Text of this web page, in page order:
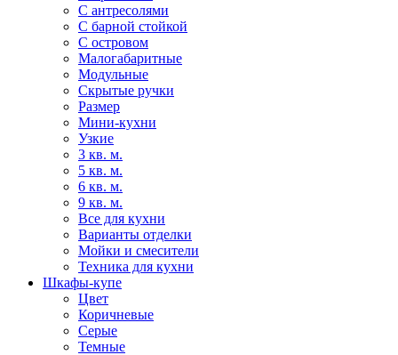
С антресолями
С барной стойкой
С островом
Малогабаритные
Модульные
Скрытые ручки
Размер
Мини-кухни
Узкие
3 кв. м.
5 кв. м.
6 кв. м.
9 кв. м.
Все для кухни
Варианты отделки
Мойки и смесители
Техника для кухни
Шкафы-купе
Цвет
Коричневые
Серые
Темные